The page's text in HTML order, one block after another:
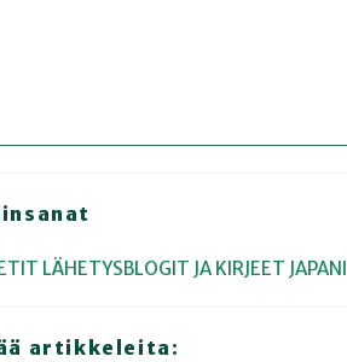
LÄHETYSBLOGIT JA KIRJEET JAPANI
artikkeleita: